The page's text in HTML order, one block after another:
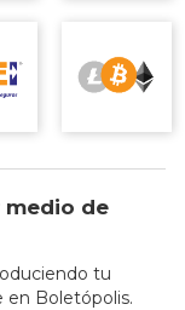
medio de
tu
Boletópolis.